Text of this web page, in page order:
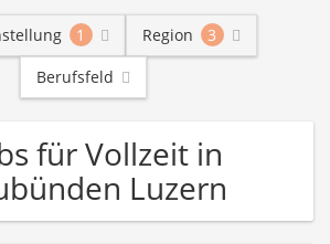
1 Region
3
Berufsfeld
für Vollzeit in
Luzern